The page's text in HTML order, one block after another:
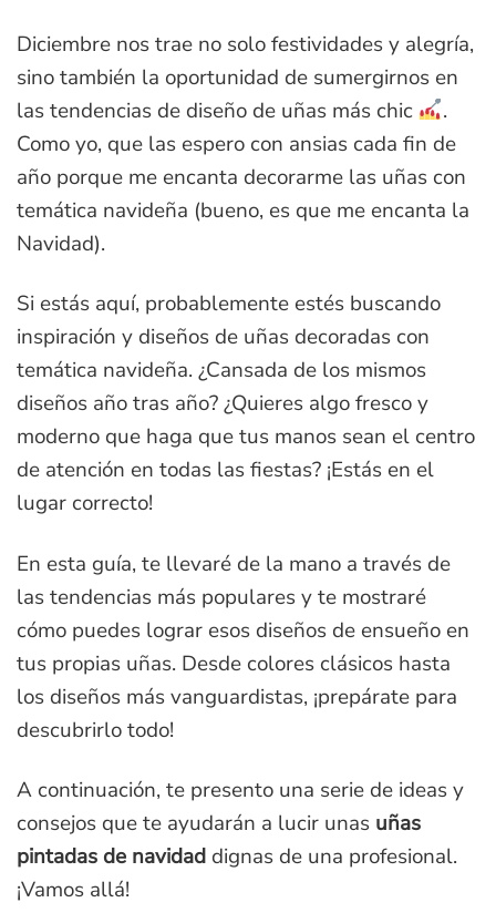
Diciembre nos trae no solo festividades y alegría,
sino también la oportunidad de sumergirnos en
las tendencias de diseño de uñas más chic
​.
Como yo, que las espero con ansias cada fin de
año porque me encanta decorarme las uñas con
temática navideña (bueno, es que me encanta la
Navidad).
Si estás aquí, probablemente estés buscando
inspiración y diseños de uñas decoradas con
temática navideña. ¿Cansada de los mismos
diseños año tras año? ¿Quieres algo fresco y
moderno que haga que tus manos sean el centro
de atención en todas las fiestas? ¡Estás en el
lugar correcto!
En esta guía, te llevaré de la mano a través de
las tendencias más populares y te mostraré
cómo puedes lograr esos diseños de ensueño en
tus propias uñas. Desde colores clásicos hasta
los diseños más vanguardistas, ¡prepárate para
descubrirlo todo!
A continuación, te presento una serie de ideas y
consejos que te ayudarán a lucir unas uñas
pintadas de navidad dignas de una profesional.
¡Vamos allá!